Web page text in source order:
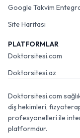
Google Takvim
Site Haritası
PLATFORMLAR
Doktorsitesi.com
Doktorsitesi.az
Doktorsitesi.com
diş hekimleri,
profesyonelleri ile
platformdur.